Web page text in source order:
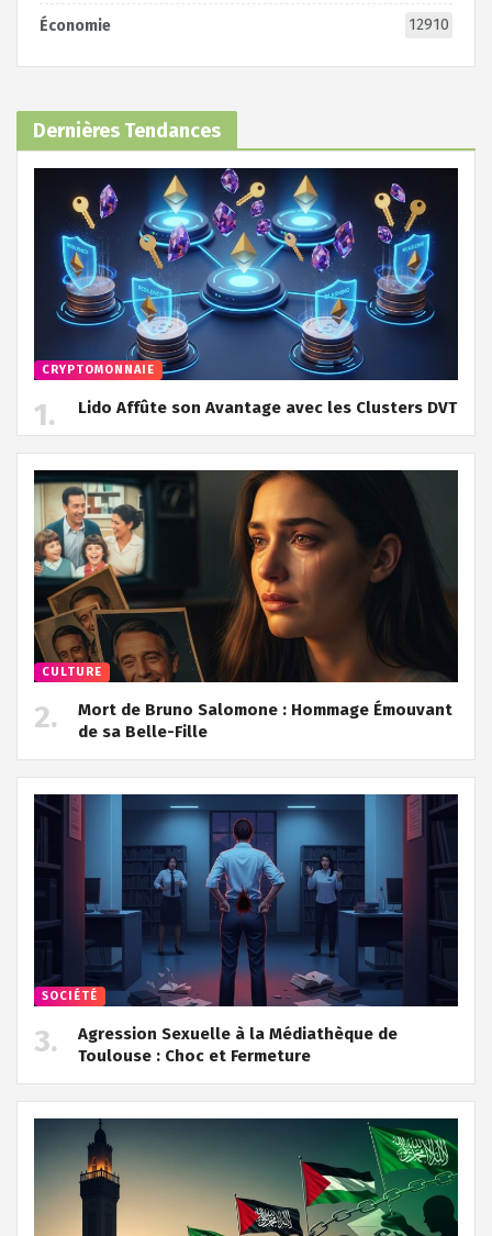
Économie 12910
Dernières Tendances
CRYPTOMONNAIE
Lido Affûte son Avantage avec les Clusters DVT
CULTURE
Mort de Bruno Salomone : Hommage Émouvant
de sa Belle-Fille
SOCIÉTÉ
Agression Sexuelle à la Médiathèque de
Toulouse : Choc et Fermeture